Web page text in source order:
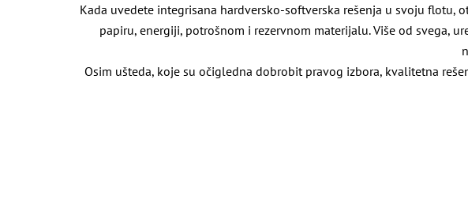
Kada uvedete integrisana hardversko-softverska rešenja u svoju
papiru, energiji, potrošnom i rezervnom materijalu. Više od svega,
Osim ušteda, koje su očigledna dobrobit pravog izbora, kvalitetna